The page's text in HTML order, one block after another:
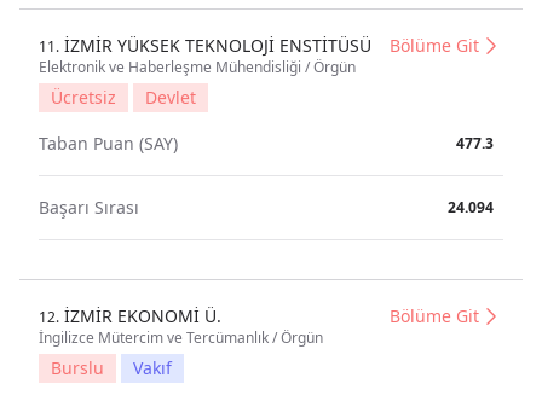
11. İZMİR YÜKSEK TEKNOLOJİ ENSTİTÜSÜ
Elektronik ve Haberleşme Mühendisliği / Örgün
Bölüme Git
Ücretsiz
Devlet
Taban Puan (SAY)
477.3
Başarı Sırası 24.094
12. İZMİR EKONOMİ Ü.
İngilizce Mütercim ve Tercümanlık / Örgün
Bölüme Git
Burslu
Vakıf